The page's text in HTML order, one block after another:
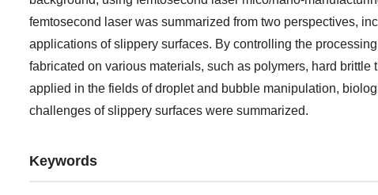
femtosecond laser was summarized from two perspectives,
applications of slippery surfaces. By controlling the
fabricated on various materials, such as polymers, hard
applied in the fields of droplet and bubble manipulation,
challenges of slippery surfaces were summarized.
Keywords